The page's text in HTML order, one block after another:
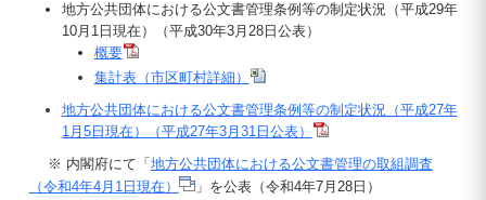
地方公共団体における公文書管理条例等の制定状況（平成29年
10月1日現在）（平成30年3月28日公表）
概要
集計表（市区町村詳細）
地方公共団体における公文書管理条例等の制定状況（平成27年
1月5日現在）（平成27年3月31日公表）
※ 内閣府にて「 地方公共団体における公文書管理の取組調査
（令和4年4月1日現在）
」を公表（令和4年7月28日）